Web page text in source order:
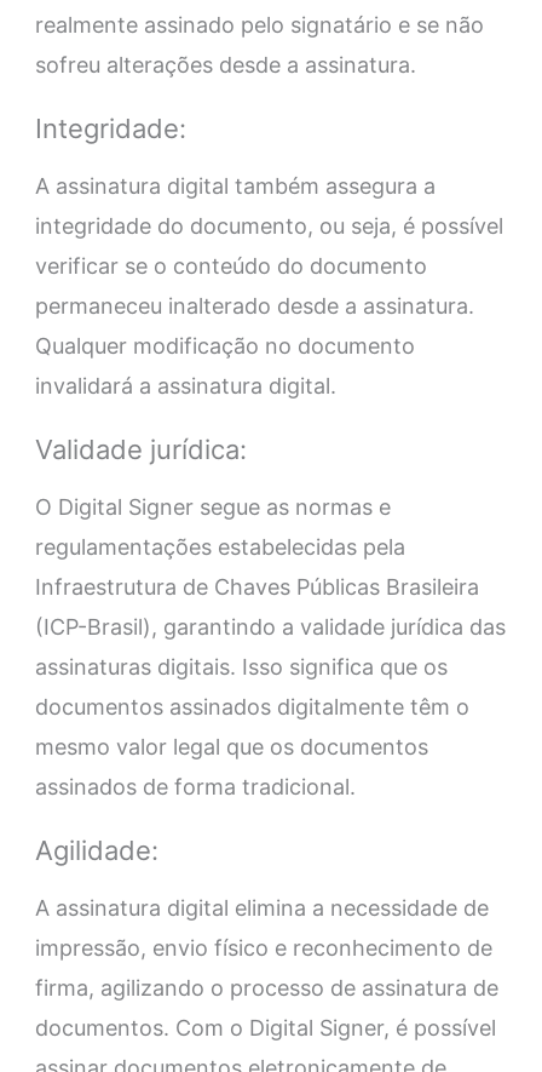
realmente assinado pelo signatário e se não
sofreu alterações desde a assinatura.
Integridade:
A assinatura digital também assegura a
integridade do documento, ou seja, é possível
verificar se o conteúdo do documento
permaneceu inalterado desde a assinatura.
Qualquer modificação no documento
invalidará a assinatura digital.
Validade jurídica:
O Digital Signer segue as normas e
regulamentações estabelecidas pela
Infraestrutura de Chaves Públicas Brasileira
(ICP-Brasil), garantindo a validade jurídica das
assinaturas digitais. Isso significa que os
documentos assinados digitalmente têm o
mesmo valor legal que os documentos
assinados de forma tradicional.
Agilidade:
A assinatura digital elimina a necessidade de
impressão, envio físico e reconhecimento de
firma, agilizando o processo de assinatura de
documentos. Com o Digital Signer, é possível